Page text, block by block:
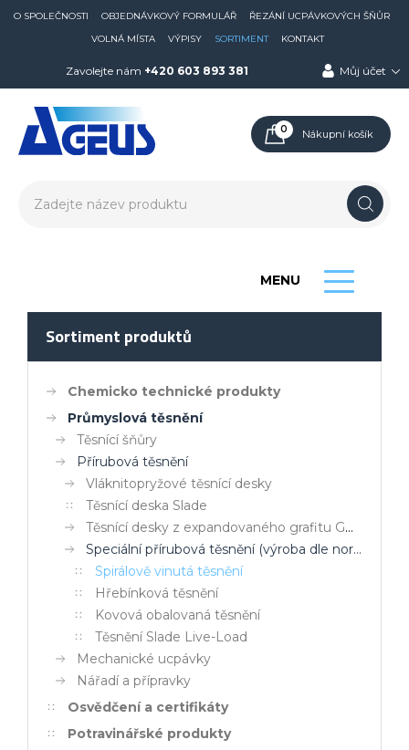
O SPOLEČNOSTI OBJEDNÁVKOVÝ FORMULÁŘ
ŘEZÁNÍ UCPÁVKOVÝCH ŠŇŮR
VOLNÁ MÍSTA
VÝPISY SORTIMENT KONTAKT
Zavolejte nám +420 603 893 381 Můj účet
0 Nákupní košík
MENU
Sortiment produktů
Chemicko technické produkty
Průmyslová těsnění
Těsnící šňůry
Přírubová těsnění
Vláknitopryžové těsnící desky
Těsnící deska Slade
Těsnící desky z expandovaného grafitu GRA-FLEX®
Speciální přírubová těsnění (výroba dle norem či specifikace uživatele)
Spirálově vinutá těsnění
Hřebínková těsnění
Kovová obalovaná těsnění
Těsnění Slade Live-Load
Mechanické ucpávky
Nářadí a přípravky
Osvědčení a certifikáty
Potravinářské produkty